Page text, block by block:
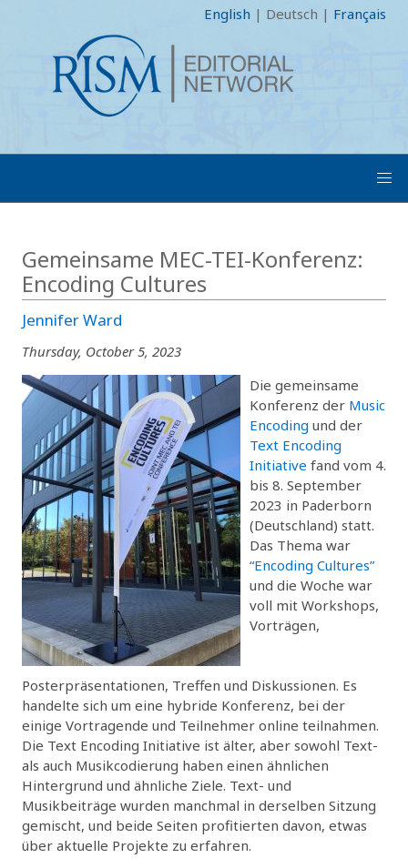
English | Deutsch | Français
Gemeinsame MEC-TEI-Konferenz:
Encoding Cultures
Jennifer Ward
Thursday, October 5, 2023
Die gemeinsame
Konferenz der Music
Encoding und der
Text Encoding
Initiative fand vom 4.
bis 8. September
2023 in Paderborn
(Deutschland) statt.
Das Thema war
“Encoding Cultures”
und die Woche war
voll mit Workshops,
Vorträgen,
Posterpräsentationen, Treffen und Diskussionen. Es
handelte sich um eine hybride Konferenz, bei der
einige Vortragende und Teilnehmer online teilnahmen.
Die Text Encoding Initiative ist älter, aber sowohl Text-
als auch Musikcodierung haben einen ähnlichen
Hintergrund und ähnliche Ziele. Text- und
Musikbeiträge wurden manchmal in derselben Sitzung
gemischt, und beide Seiten profitierten davon, etwas
über aktuelle Projekte zu erfahren.